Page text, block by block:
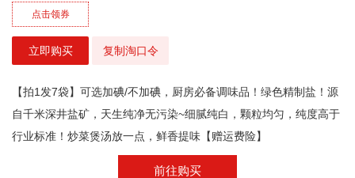
点击领券
立即购买 复制淘口令
【拍1发7袋】可选加碘/不加碘，厨房必备调味品！绿色精制盐！源
自千米深井盐矿，天生纯净无污染~细腻纯白，颗粒均匀，纯度高于
行业标准！炒菜煲汤放一点，鲜香提味【赠运费险】
前往购买